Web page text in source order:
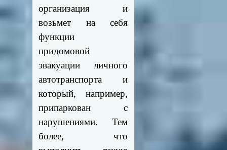
организация и
возьмет на себя
функции
придомовой
эвакуации личного
автотранспорта и
который, например,
припаркован с
нарушениями. Тем
более, что